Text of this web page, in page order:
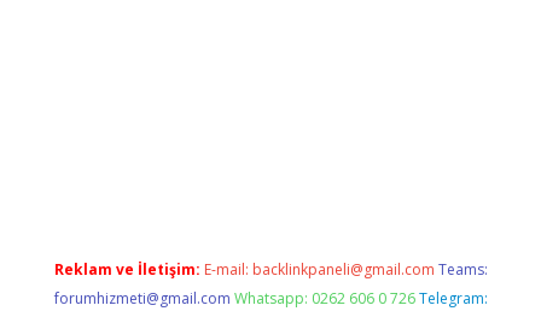
Reklam ve İletişim: E-mail: backlinkpaneli@gmail.com Teams:
forumhizmeti@gmail.com Whatsapp: 0262 606 0 726 Telegram: